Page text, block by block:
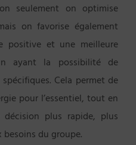
seulement on optimise
on favorise également
positive et une meilleure
ayant la possibilité de
Cela permet de
pour l’essentiel, tout en
plus rapide, plus
du groupe.